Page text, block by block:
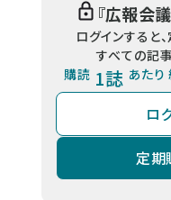
『広報会議
ログインすると
すべての記
購読 1誌 あたり
ロ
定期